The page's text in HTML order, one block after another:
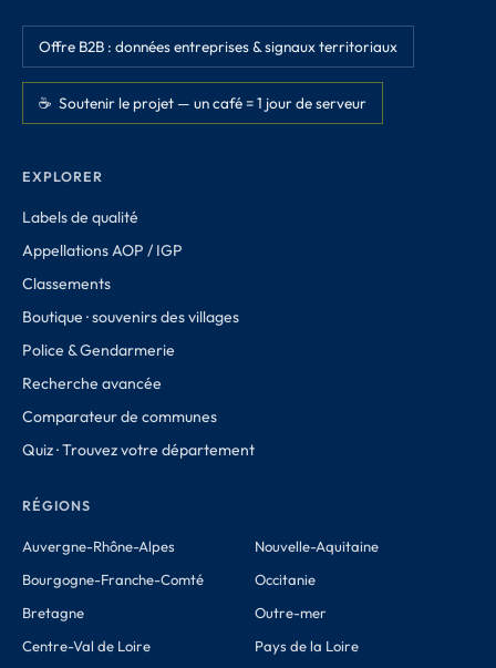
Offre B2B : données entreprises & signaux territoriaux
☕ Soutenir le projet — un café = 1 jour de serveur
EXPLORER
Labels de qualité
Appellations AOP / IGP
Classements
Boutique · souvenirs des villages
Police & Gendarmerie
Recherche avancée
Comparateur de communes
Quiz · Trouvez votre département
RÉGIONS
Auvergne-Rhône-Alpes
Bourgogne-Franche-Comté
Bretagne
Centre-Val de Loire
Nouvelle-Aquitaine
Occitanie
Outre-mer
Pays de la Loire